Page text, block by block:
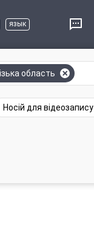
язык
область
Носій для відеозапису